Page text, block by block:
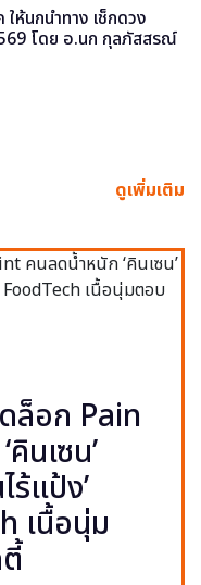
ให้นกนำทาง เช็กดวง
โดย อ.นก กุลภัสสรณ์
ดูเพิ่มเติม
ล็อก Pain
นเซน’
ร้แป้ง’
เนื้อนุ่ม